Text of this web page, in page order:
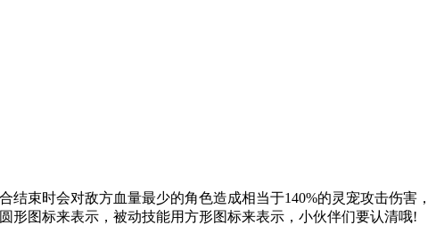
束时会对敌方血量最少的角色造成相当于140%的灵宠攻击伤害，
形图标来表示，被动技能用方形图标来表示，小伙伴们要认清哦!